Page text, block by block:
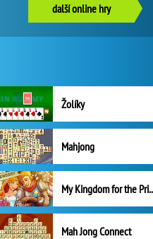
další online hry
Žolíky
Mahjong
My Kingdom
Mah Jong Connect